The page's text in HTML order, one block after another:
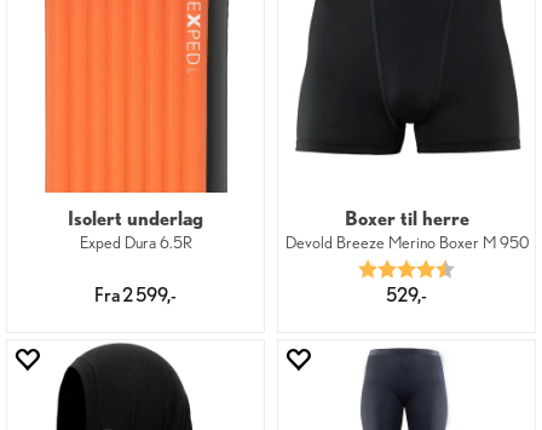
Isolert underlag
Exped Dura 6.5R
Fra 2 599,-
Boxer til herre
Devold Breeze Merino Boxer M 950
Karakter:
529,-